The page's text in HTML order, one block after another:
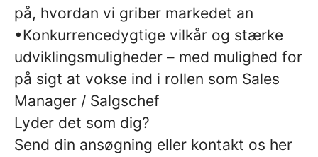
på, hvordan vi griber markedet an
•Konkurrencedygtige vilkår og stærke
udviklingsmuligheder – med mulighed for
på sigt at vokse ind i rollen som Sales
Manager / Salgschef
Lyder det som dig?
Send din ansøgning eller kontakt os her